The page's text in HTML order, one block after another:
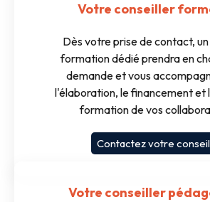
Votre conseiller
Dès votre prise de contact,
formation dédié prendra en
demande et vous
l'élaboration, le financement et
formation de vos
Contactez votre
Votre conseiller